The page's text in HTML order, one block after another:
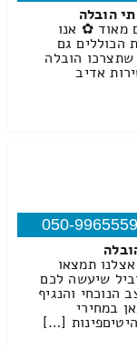
הובלה
מאוד ✿ אנו
הכוללים גם
הובלה
אדיב
050-9965559
תמצאו
שיעשה לכם
והנגיף
במחירי
[…]